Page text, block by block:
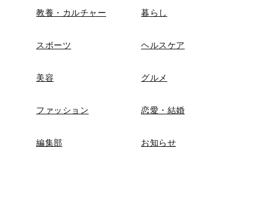
教養・カルチャー 暮らし
スポーツ ヘルスケア
美容 グルメ
ファッション 恋愛・結婚
編集部 お知らせ